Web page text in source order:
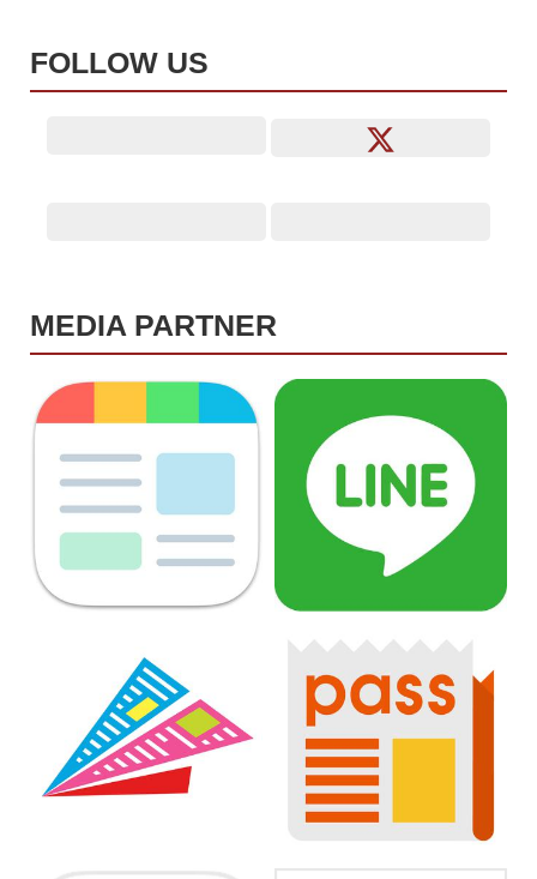
FOLLOW US
MEDIA PARTNER